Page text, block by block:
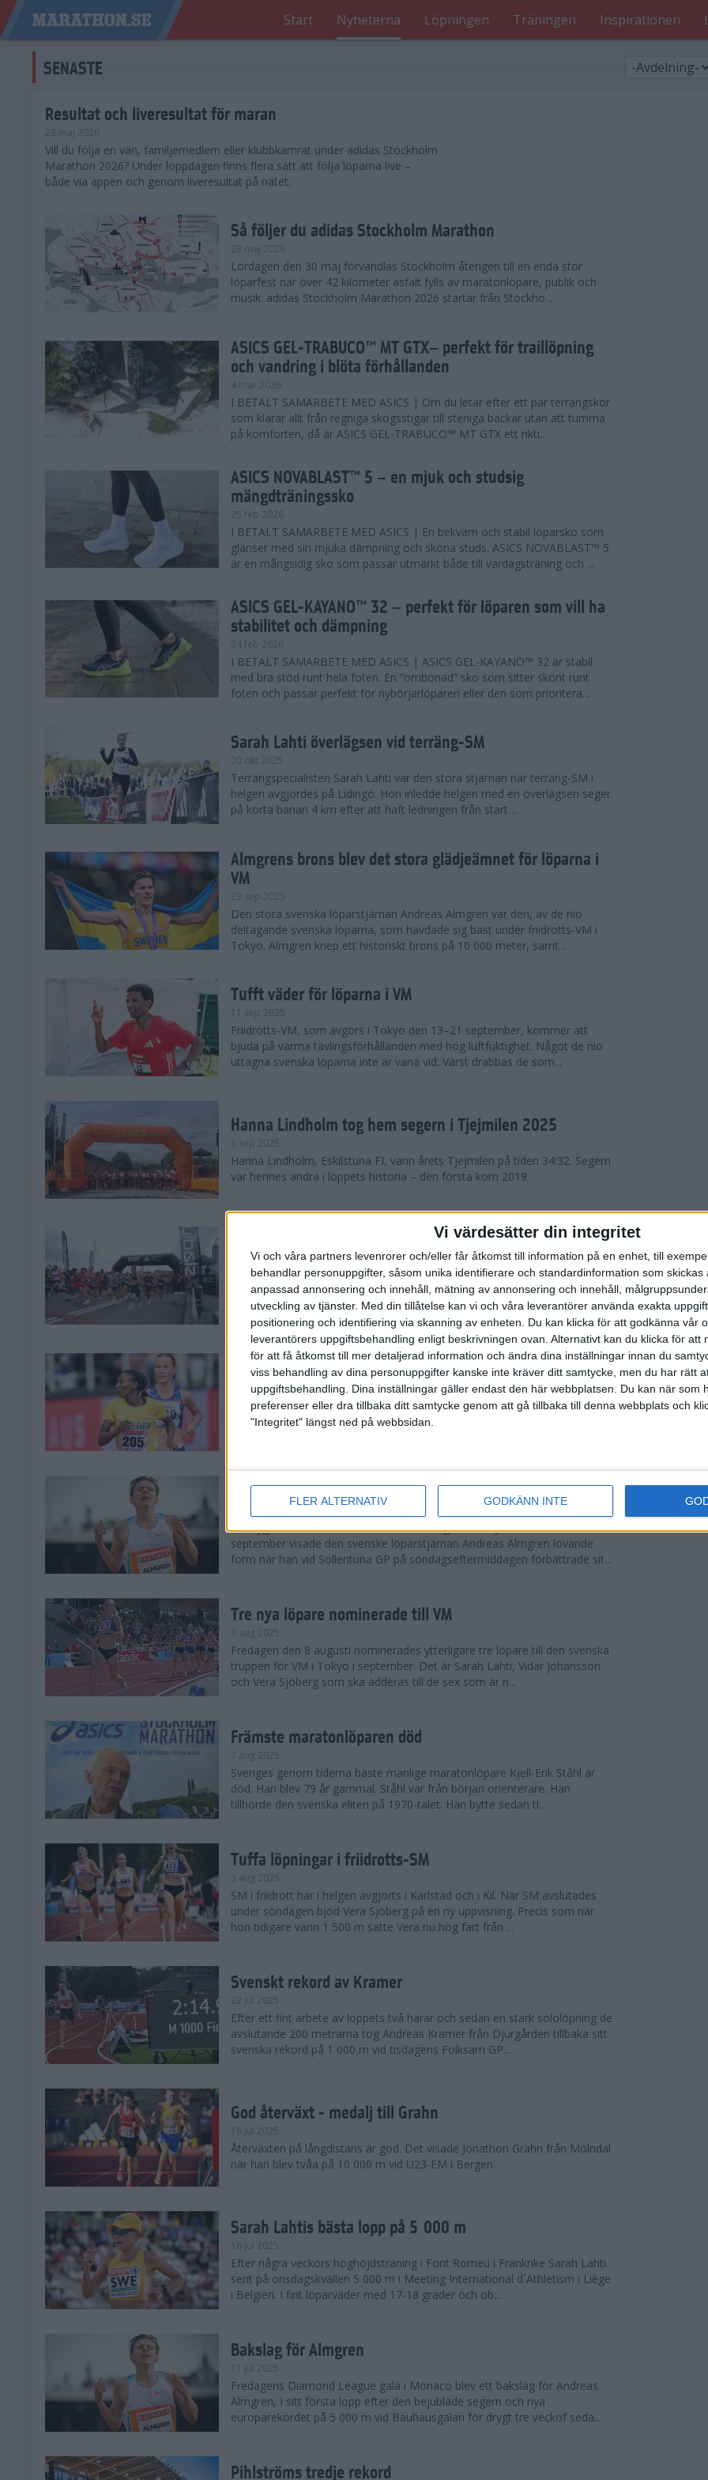
Vi värdesätter din integritet
Vi och våra partners levenrorer och/eller får åtkomst till information på en enhet, till
behandlar personuppgifter, såsom unika identifierare och standardinformation som skickas
anpassad annonsering och innehåll, mätning av annonsering och innehåll,
utveckling av tjänster. Med din tillåtelse kan vi och våra leverantörer använda exakta
positionering och identifiering via skanning av enheten. Du kan klicka för att godkänna vår
leverantörers uppgiftsbehandling enligt beskrivningen ovan. Alternativt kan du klicka för att
för att få åtkomst till mer detaljerad information och ändra dina inställningar innan du
viss behandling av dina personuppgifter kanske inte kräver ditt samtycke, men du har rätt
uppgiftsbehandling. Dina inställningar gäller endast den här webbplatsen. Du kan när som
preferenser eller dra tillbaka ditt samtycke genom att gå tillbaka till denna webbplats och
"Integritet" längst ned på webbsidan.
FLER ALTERNATIV GODKÄNN INTE
Start Nyheterna Löpningen Träningen Inspirationen
SENASTE
Resultat och liveresultat för maran
28 maj 2026
​Vill du följa en vän, familjemedlem eller klubbkamrat under adidas Stockholm
Marathon 2026? Under loppdagen finns flera sätt att följa löparna live –
både via appen och genom liveresultat på nätet.
Så följer du adidas Stockholm Marathon
28 maj 2026
Lördagen den 30 maj förvandlas Stockholm återigen till en enda stor
löparfest när över 42 kilometer asfalt fylls av maratonlöpare, publik och
musik. adidas Stockholm Marathon 2026 startar från Stockho...
ASICS GEL-TRABUCO™ MT GTX– perfekt för traillöpning
och vandring i blöta förhållanden
4 mar 2026
I BETALT SAMARBETE MED ASICS | Om du letar efter ett par terrängskor
som klarar allt från regniga skogsstigar till steniga backar utan att tumma
på komforten, då är ASICS GEL-TRABUCO™ MT GTX ett rikti...
ASICS NOVABLAST™ 5 – en mjuk och studsig
mängdträningssko
25 feb 2026
I BETALT SAMARBETE MED ASICS | En bekväm och stabil löparsko som
glänser med sin mjuka dämpning och sköna studs. ASICS NOVABLAST™ 5
är en mångsidig sko som passar utmärkt både till vardagsträning och ...
ASICS GEL-KAYANO™ 32 – perfekt för löparen som vill ha
stabilitet och dämpning
24 feb 2026
I BETALT SAMARBETE MED ASICS | ASICS GEL-KAYANO™ 32 är stabil
med bra stöd runt hela foten. En ”ombonad” sko som sitter skönt runt
foten och passar perfekt för nybörjarlöparen eller den som prioritera...
Sarah Lahti överlägsen vid terräng-SM
20 okt 2025
Terrängspecialisten Sarah Lahti var den stora stjärnan när terräng-SM i
helgen avgjordes på Lidingö. Hon inledde helgen med en överlägsen seger
på korta banan 4 km efter att haft ledningen från start ...
Almgrens brons blev det stora glädjeämnet för löparna i
VM
23 sep 2025
Den stora svenska löparstjärnan Andreas Almgren var den, av de nio
deltagande svenska löparna, som hävdade sig bäst under friidrotts-VM i
Tokyo. Almgren knep ett historiskt brons på 10 000 meter, samt...
Tufft väder för löparna i VM
11 sep 2025
Friidrotts-VM, som avgörs i Tokyo den 13–21 september, kommer att
bjuda på varma tävlingsförhållanden med hög luftfuktighet. Något de nio
uttagna svenska löparna inte är vana vid. Värst drabbas de som...
Hanna Lindholm tog hem segern i Tjejmilen 2025
6 sep 2025
Hanna Lindholm, Eskilstuna FI, vann årets Tjejmilen på tiden 34:32. Segern
var hennes andra i loppets historia – den första kom 2019.
Snabbaste segertiden på 12 år i rekordstort adidas
Stockholm Halvmaraton
30 aug 2025
Ett slutsålt och rekordstort adidas Stockholm Halvmaraton avgjordes i
nästintill perfekt löparväder. 18 grader, mulet och väldigt lite vind. Totalt
var 19,866 löpare anmälda, varav 15,807 kom till sta...
Löparna viktiga när Sverige vann Finnkampen
26 aug 2025
Den hundrade upplagan av Finnkampen, världens äldsta och största
landskamp i friidrott, avgjordes inför fullsatta läktare på Stockholms
Svenskt rekord när Almgren testade VM-formen
En dryg månad före friidrotts-VM, som avgörs i Tokyo den 13-21
september visade den svenske löparstjärnan Andreas Almgren lovande
form när han vid Sollentuna GP på söndagseftermiddagen förbättrade sit...
Tre nya löpare nominerade till VM
8 aug 2025
Fredagen den 8 augusti nominerades ytterligare tre löpare till den svenska
truppen för VM i Tokyo i september. Det är Sarah Lahti, Vidar Johansson
och Vera Sjöberg som ska adderas till de sex som är n...
Främste maratonlöparen död
7 aug 2025
Sveriges genom tiderna bäste manlige maratonlöpare Kjell-Erik Ståhl är
död. Han blev 79 år gammal. Ståhl var från början orienterare. Han
tillhörde den svenska eliten på 1970-talet. Han bytte sedan ti...
Tuffa löpningar i friidrotts-SM
3 aug 2025
SM i friidrott har i helgen avgjorts i Karlstad och i Kil. När SM avslutades
under söndagen bjöd Vera Sjöberg på en ny uppvisning. Precis som när
hon tidigare vann 1 500 m satte Vera nu hög fart från ...
Svenskt rekord av Kramer
22 jul 2025
Efter ett fint arbete av loppets två harar och sedan en stark sololöpning de
avslutande 200 metrarna tog Andreas Kramer från Djurgården tillbaka sitt
svenska rekord på 1 000 m vid tisdagens Folksam GP...
God återväxt - medalj till Grahn
18 jul 2025
Återväxten på långdistans är god. Det visade Jonathon Grahn från Mölndal
när han blev tvåa på 10 000 m vid U23-EM i Bergen.
Sarah Lahtis bästa lopp på 5 000 m
16 jul 2025
Efter några veckors höghöjdsträning i Font Romeu i Frankrike Sarah Lahti
sent på onsdagskvällen 5 000 m i Meeting International d´Athletism i Liège
i Belgien. I fint löparväder med 17-18 grader och ob...
Bakslag för Almgren
11 jul 2025
Fredagens Diamond League gala i Monaco blev ett bakslag för Andreas
Almgren, I sitt första lopp efter den bejublade segern och nya
europarekordet på 5 000 m vid Bauhausgalan för drygt tre veckof seda...
Pihlströms tredje rekord